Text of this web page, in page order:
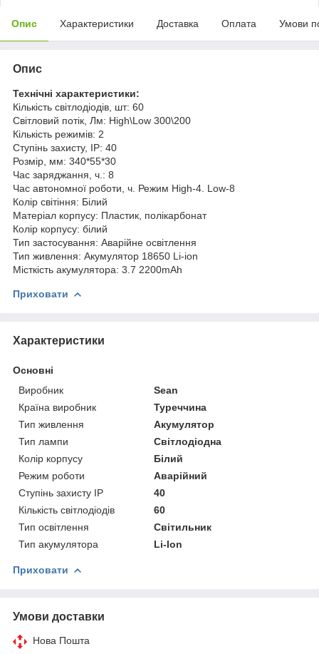
Опис Характеристики Доставка Оплата Умови
Опис
Технічні характеристики:
Кількість світлодіодів, шт: 60
Світловий потік, Лм: High\Low 300\200
Кількість режимів: 2
Ступінь захисту, IP: 40
Розмір, мм: 340*55*30
Час заряджання, ч.: 8
Час автономної роботи, ч. Режим High-4. Low-8
Колір світіння: Білий
Матеріал корпусу: Пластик, полікарбонат
Колір корпусу: білий
Тип застосування: Аварійне освітлення
Тип живлення: Акумулятор 18650 Li-ion
Місткість акумулятора: 3.7 2200mAh
Приховати
Характеристики
Основні
Виробник
Sean
Країна виробник
Туреччина
Тип живлення
Акумулятор
Тип лампи
Світлодіодна
Колір корпусу
Білий
Режим роботи
Аварійний
Ступінь захисту IP
40
Кількість світлодіодів
60
Тип освітлення
Світильник
Тип акумулятора
Li-Ion
Приховати
Умови доставки
Нова Пошта